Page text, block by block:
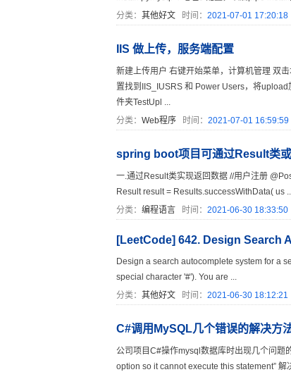
分类： 其他好文时间： 2021-07-01 17:20:18
IIS 做上传，服务端配置
新建上传用户 右键开始菜单，计算机管理 双
置找到IIS_IUSRS 和 Power Users，将
件夹TestUpl ...
分类： Web程序时间： 2021-07-01 16:59:59
spring boot项目可通过Result类
一.通过Result类实现返回数据 //用户注册
Result result = Results.successWithData( us
分类： 编程语言时间： 2021-06-30 18:33:50
[LeetCode] 642. Design Search
Design a search autocomplete system for a
special character '#'). You are ...
分类： 其他好文时间： 2021-06-30 18:12:21
C#调用MySQL几个错误的解决方
公司项目C#操作mysql数据库时出现几个问
option so it cannot execute this statement” 解